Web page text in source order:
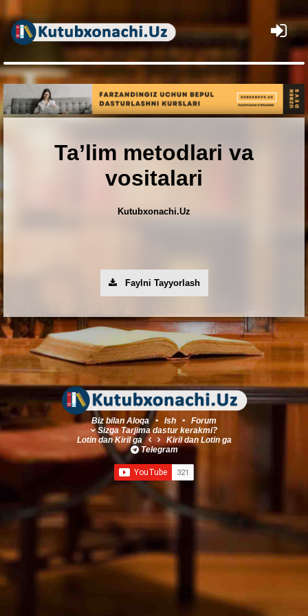
×
Ta’lim metodlari va
vositalari
Kutubxonachi.Uz
Faylni Tayyorlash
Biz bilan Aloqa • Ish • Forum
Sizga Tarjima dastur kerakmi?
LotindanKirilga Kirildan Lotinga
Telegram